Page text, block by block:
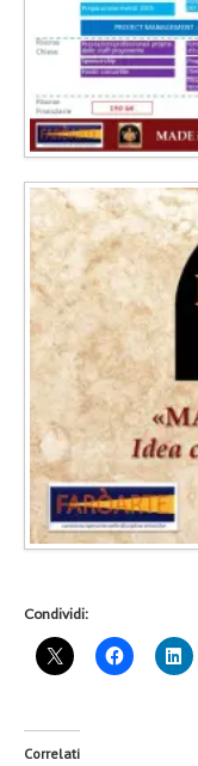
Condividi:
Correlati